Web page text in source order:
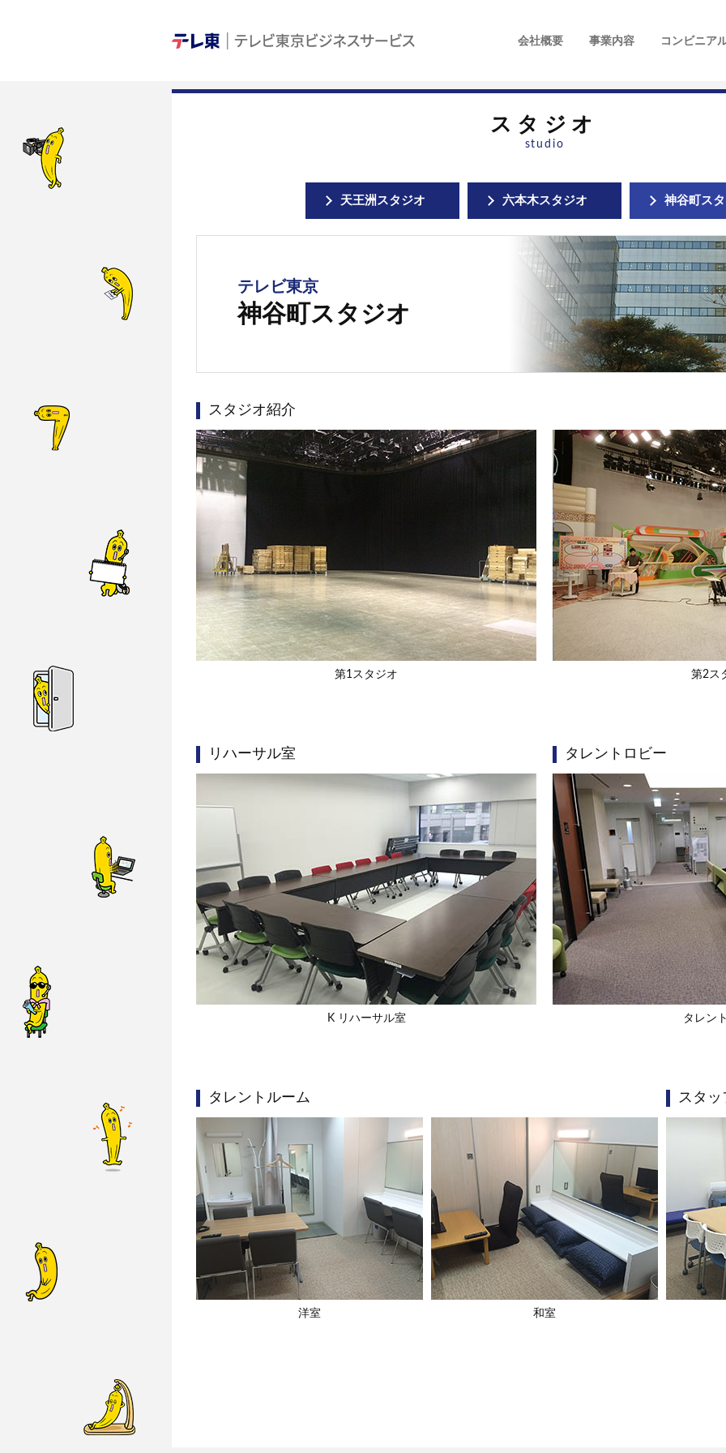
テレビ東京ビジネスサービス
会社概要 事業内容 コンビニア
スタジオ
studio
天王洲スタジオ 六本木スタジオ 神谷町ス
テレビ東京
神谷町スタジオ
スタジオ紹介
第1スタジオ 第2ス
リハーサル室
K リハーサル室
タレントロビー
タレン
タレントルーム
洋室 和室
スタッ